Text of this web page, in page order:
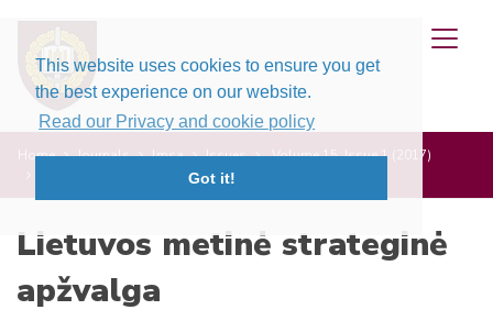
This website uses cookies to ensure you get
the best experience on our website.
Read our Privacy and cookie policy
Got it!
Home Journals lmsa Issues
Volume 15, Issue 1 (2017)
Baltijos šalių gynybos strategijos forma ...
Lietuvos metinė strateginė
apžvalga